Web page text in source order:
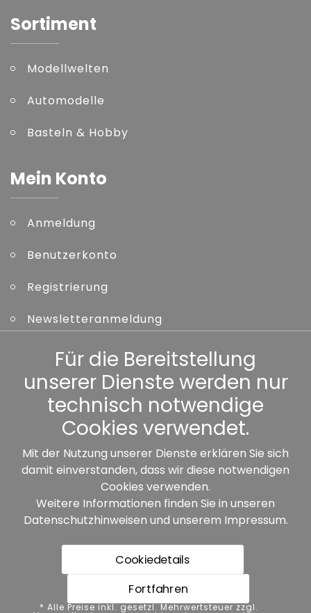
Sortiment
Modellwelten
Automodelle
Basteln & Hobby
Mein Konto
Anmeldung
Benutzerkonto
Registrierung
Newsletteranmeldung
Kennwort vergessen
Sonstiges
Unsere Partner:
* Alle Preise inkl. gesetzl. Mehrwertsteuer zzgl.
Für die Bereitstellung
unserer Dienste werden nur
technisch notwendige
Cookies verwendet.
Mit der Nutzung unserer Dienste erklären Sie sich
damit einverstanden, dass wir diese notwendigen
Cookies verwenden.
Weitere Informationen finden Sie in unseren
Datenschutzhinweisen und unserem Impressum.
Cookiedetails
Fortfahren
* Alle Preise inkl. gesetzl. Mehrwertsteuer zzgl.